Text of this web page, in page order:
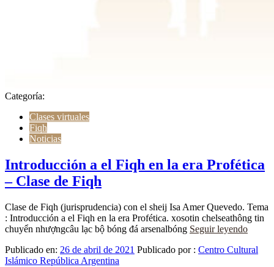
Categoría:
Clases virtuales
Fiqh
Noticias
Introducción a el Fiqh en la era Profética
– Clase de Fiqh
Clase de Fiqh (jurisprudencia) con el sheij Isa Amer Quevedo. Tema
: Introducción a el Fiqh en la era Profética. xosotin chelseathông tin
chuyển nhượngcâu lạc bộ bóng đá arsenalbóng Seguir leyendo
Publicado en: 26 de abril de 2021 Publicado por : Centro Cultural
Islámico República Argentina